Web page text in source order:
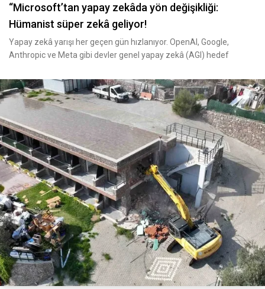
“Microsoft’tan yapay zekâda yön değişikliği:
Hümanist süper zekâ geliyor!
Yapay zekâ yarışı her geçen gün hızlanıyor. OpenAI, Google,
Anthropic ve Meta gibi devler genel yapay zekâ (AGI) hedef